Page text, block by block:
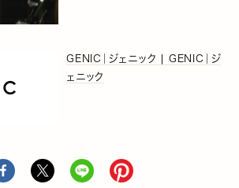
GENIC｜ジェニック | GENIC｜ジ
ェニック